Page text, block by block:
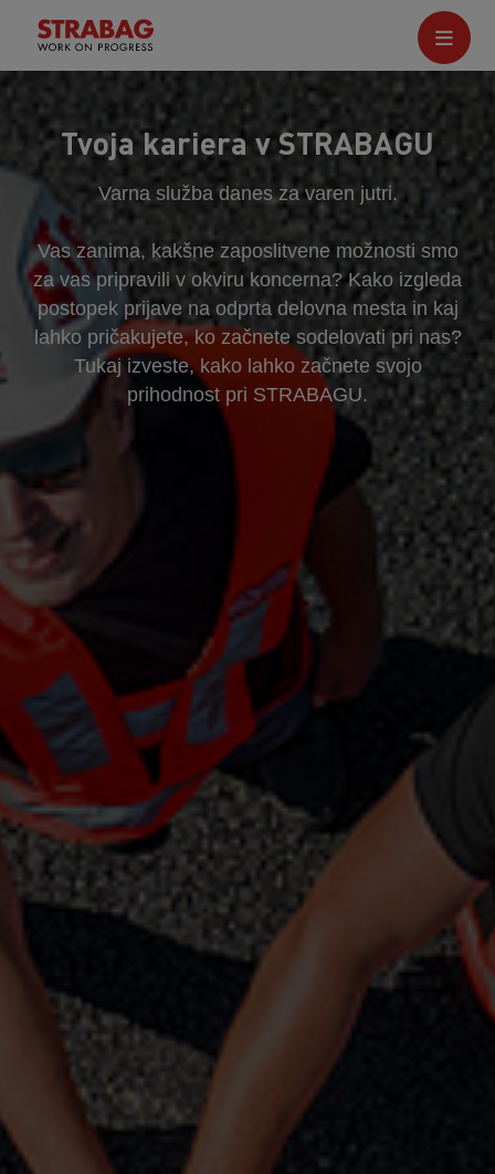
Tvoja kariera v STRABAGU
Varna služba danes za varen jutri.
Vas zanima, kakšne zaposlitvene možnosti smo
za vas pripravili v okviru koncerna? Kako izgleda
postopek prijave na odprta delovna mesta in kaj
lahko pričakujete, ko začnete sodelovati pri nas?
Tukaj izveste, kako lahko začnete svojo
prihodnost pri STRABAGU.